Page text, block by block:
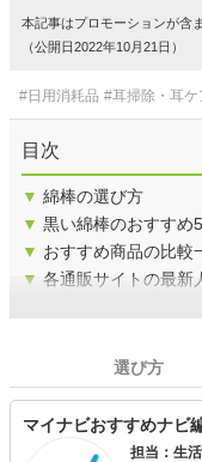
本記事はプロモーションが含
（公開日2022年10月21日）
#日用消耗品 #耳掃除・耳ケ
目次
▼ 綿棒の選び方
▼ 黒い綿棒のおすすめ
▼ おすすめ商品の比較
▼ 各通販サイトの最新
選び方
マイナビおすすめナビ
担当：生